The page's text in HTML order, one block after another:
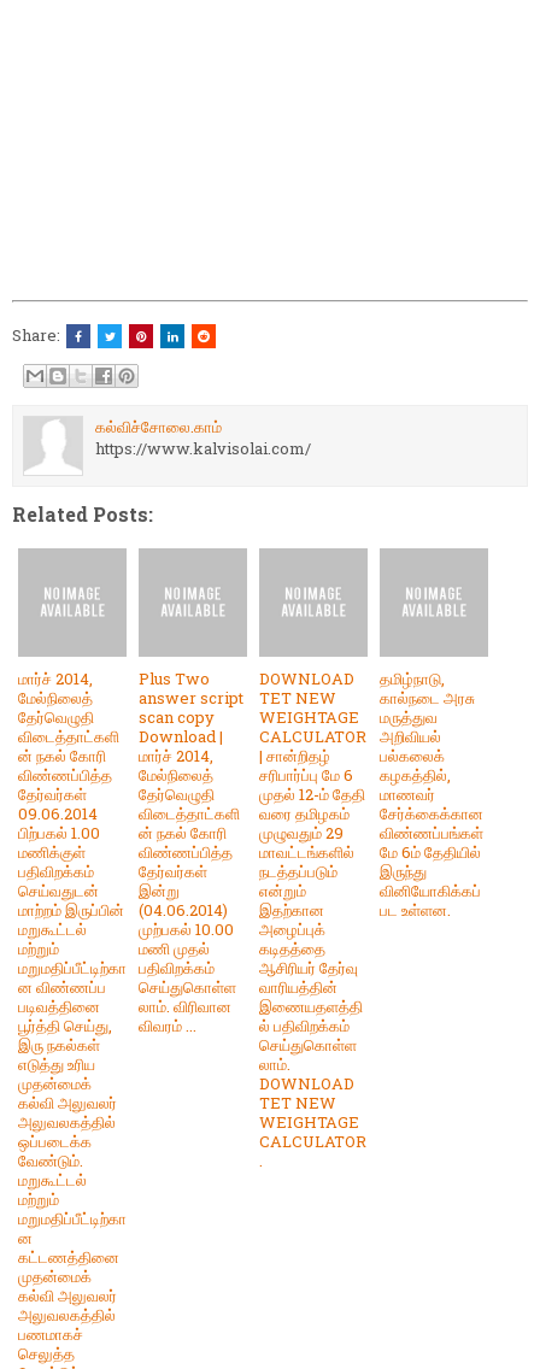
Share:
கல்விச்சோலை.காம்
https://www.kalvisolai.com/
Related Posts:
மார்ச் 2014,
மேல்நிலைத்
தேர்வெழுதி
விடைத்தாட்களி
ன் நகல் கோரி
விண்ணப்பித்த
தேர்வர்கள்
09.06.2014
பிற்பகல் 1.00
மணிக்குள்
பதிவிறக்கம்
செய்வதுடன்
மாற்றம் இருப்பின்
மறுகூட்டல்
மற்றும்
மறுமதிப்பீட்டிற்கா
ன விண்ணப்ப
படிவத்தினை
பூர்த்தி செய்து,
இரு நகல்கள்
எடுத்து உரிய
முதன்மைக்
கல்வி அலுவலர்
அலுவலகத்தில்
ஒப்படைக்க
வேண்டும்.
மறுகூட்டல்
மற்றும்
மறுமதிப்பீட்டிற்கா
ன
கட்டணத்தினை
முதன்மைக்
கல்வி அலுவலர்
அலுவலகத்தில்
பணமாகச்
செலுத்த
Plus Two
answer script
scan copy
Download |
மார்ச் 2014,
மேல்நிலைத்
தேர்வெழுதி
விடைத்தாட்களி
ன் நகல் கோரி
விண்ணப்பித்த
தேர்வர்கள்
இன்று
(04.06.2014)
முற்பகல் 10.00
மணி முதல்
பதிவிறக்கம்
செய்துகொள்ள
லாம். விரிவான
விவரம் ...
DOWNLOAD
TET NEW
WEIGHTAGE
CALCULATOR
| சான்றிதழ்
சரிபார்ப்பு மே 6
முதல் 12-ம் தேதி
வரை தமிழகம்
முழுவதும் 29
மாவட்டங்களில்
நடத்தப்படும்
என்றும்
இதற்கான
அழைப்புக்
கடிதத்தை
ஆசிரியர் தேர்வு
வாரியத்தின்
இணையதளத்தி
ல் பதிவிறக்கம்
செய்துகொள்ள
லாம்.
DOWNLOAD
TET NEW
WEIGHTAGE
CALCULATOR
.
தமிழ்நாடு,
கால்நடை அரசு
மருத்துவ
அறிவியல்
பல்கலைக்
கழகத்தில்,
மாணவர்
சேர்க்கைக்கான
விண்ணப்பங்கள்
மே 6ம் தேதியில்
இருந்து
வினியோகிக்கப்
பட உள்ளன.